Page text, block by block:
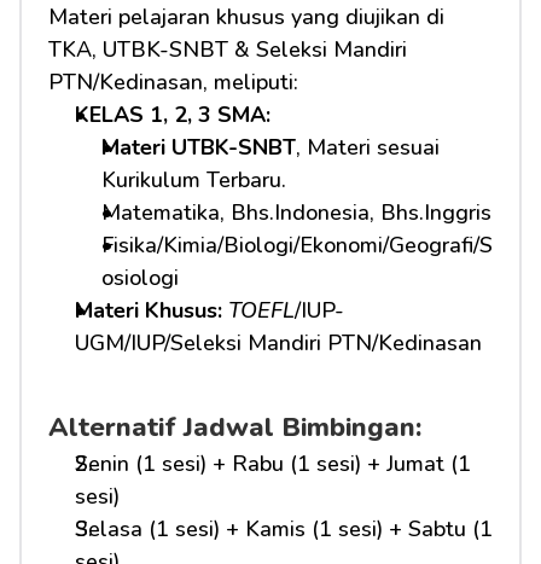
Materi pelajaran khusus yang diujikan di
TKA, UTBK-SNBT & Seleksi Mandiri
PTN/Kedinasan, meliputi:
KELAS 1, 2, 3 SMA:
Materi UTBK-SNBT, Materi sesuai
Kurikulum Terbaru.
Matematika, Bhs.Indonesia, Bhs.Inggris
Fisika/Kimia/Biologi/Ekonomi/Geografi/S
osiologi
Materi Khusus: TOEFL/IUP-
UGM/IUP/Seleksi Mandiri PTN/Kedinasan
Alternatif Jadwal Bimbingan:
Senin (1 sesi) + Rabu (1 sesi) + Jumat (1
sesi)
Selasa (1 sesi) + Kamis (1 sesi) + Sabtu (1